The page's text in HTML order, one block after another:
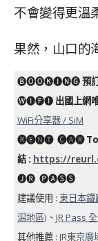
不會變得更溫
果然，山口的
🅑🅞🅞🅚🅘🅝🅖預
🅦🅘🅕🅘 出國上網
WiFi分享器 / SiM
🅡🅔🅝🅣 ​ 🅒🅐🅡
結 : https://
🅙🅡 ​ 🅟🅐🅢🅢
建議使用 : 東日本
潟地區) 、 JR Pass
其他推薦 : JR東京